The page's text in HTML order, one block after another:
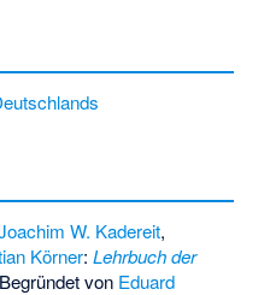
W. Kadereit,
Körner: Lehrbuch der
von Eduard